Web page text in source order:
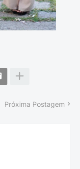
Próxima Postagem